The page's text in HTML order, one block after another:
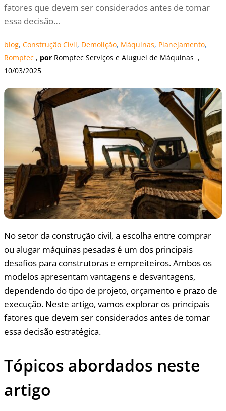
fatores que devem ser considerados antes de tomar
essa decisão…
blog, Construção Civil, Demolição, Máquinas, Planejamento
Romptec , por Romptec Serviços e Aluguel de Máquinas
10/03/2025
No setor da construção civil, a escolha entre comprar
ou alugar máquinas pesadas é um dos principais
desafios para construtoras e empreiteiros. Ambos os
modelos apresentam vantagens e desvantagens,
dependendo do tipo de projeto, orçamento e prazo de
execução. Neste artigo, vamos explorar os principais
fatores que devem ser considerados antes de tomar
essa decisão estratégica.
Tópicos abordados neste
artigo